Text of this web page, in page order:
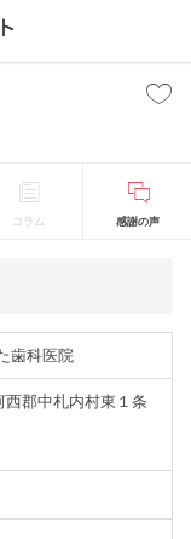
コラム 感謝の声
歯科医院
郡中札内村東１条